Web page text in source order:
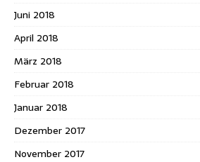
Juni 2018
April 2018
März 2018
Februar 2018
Januar 2018
Dezember 2017
November 2017